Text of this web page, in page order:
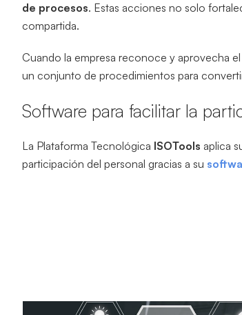
de procesos. Estas acciones no solo
compartida.
Cuando la empresa reconoce y aprovecha
un conjunto de procedimientos para
Software para facilitar la
La Plataforma Tecnológica ISOTools aplica
participación del personal gracias a su